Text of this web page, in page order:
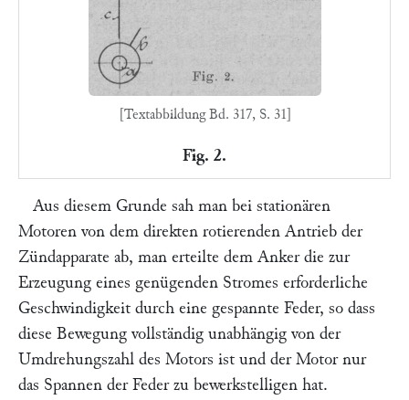
[Textabbildung Bd. 317, S. 31]
Fig. 2.
Aus diesem Grunde sah man bei stationären
Motoren von dem direkten rotierenden Antrieb der
Zündapparate ab, man erteilte dem Anker die zur
Erzeugung eines genügenden Stromes erforderliche
Geschwindigkeit durch eine gespannte Feder, so dass
diese Bewegung vollständig unabhängig von der
Umdrehungszahl des Motors ist und der Motor nur
das Spannen der Feder zu bewerkstelligen hat.